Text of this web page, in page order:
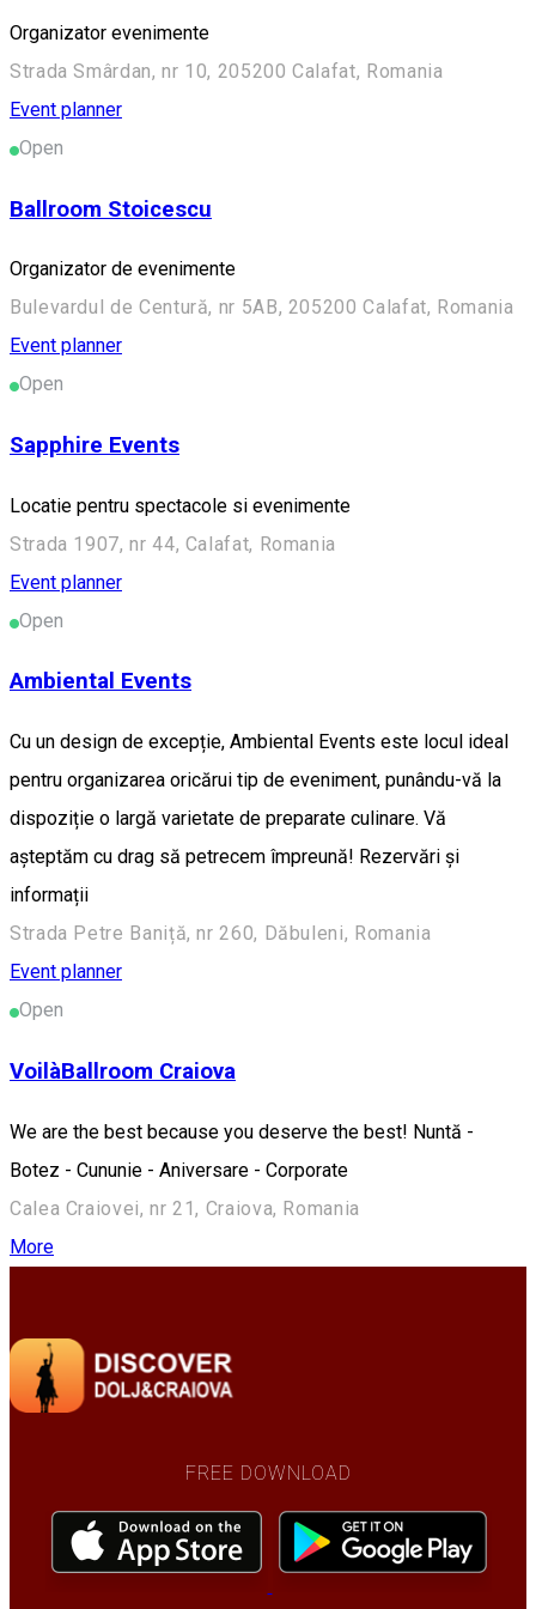
Organizator evenimente
Strada Smârdan, nr 10, 205200 Calafat, Romania
Event planner
Open
Ballroom Stoicescu
Organizator de evenimente
Bulevardul de Centură, nr 5AB, 205200 Calafat, Romania
Event planner
Open
Sapphire Events
Locatie pentru spectacole si evenimente
Strada 1907, nr 44, Calafat, Romania
Event planner
Open
Ambiental Events
Cu un design de excepție, Ambiental Events este locul ideal
pentru organizarea oricărui tip de eveniment, punându-vă la
dispoziție o largă varietate de preparate culinare. Vă
așteptăm cu drag să petrecem împreună! Rezervări și
informații
Strada Petre Baniță, nr 260, Dăbuleni, Romania
Event planner
Open
VoilàBallroom Craiova
We are the best because you deserve the best! Nuntă -
Botez - Cununie - Aniversare - Corporate
Calea Craiovei, nr 21, Craiova, Romania
More
FREE DOWNLOAD